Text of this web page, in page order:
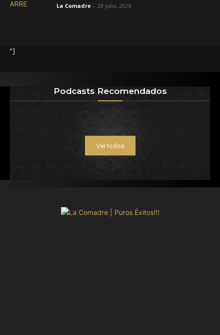
La Comadre - 29 julio, 2026
"]
Podcasts Recomendados
Ver todos